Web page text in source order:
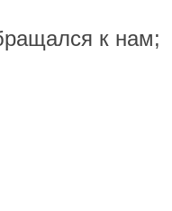
к нам;